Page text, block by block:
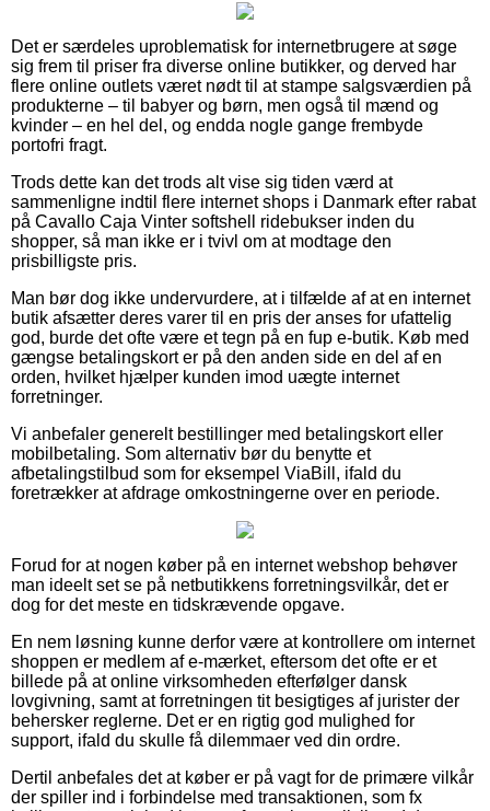
Det er særdeles uproblematisk for internetbrugere at søge
sig frem til priser fra diverse online butikker, og derved har
flere online outlets været nødt til at stampe salgsværdien på
produkterne – til babyer og børn, men også til mænd og
kvinder – en hel del, og endda nogle gange frembyde
portofri fragt.
Trods dette kan det trods alt vise sig tiden værd at
sammenligne indtil flere internet shops i Danmark efter rabat
på Cavallo Caja Vinter softshell ridebukser inden du
shopper, så man ikke er i tvivl om at modtage den
prisbilligste pris.
Man bør dog ikke undervurdere, at i tilfælde af at en internet
butik afsætter deres varer til en pris der anses for ufattelig
god, burde det ofte være et tegn på en fup e-butik. Køb med
gængse betalingskort er på den anden side en del af en
orden, hvilket hjælper kunden imod uægte internet
forretninger.
Vi anbefaler generelt bestillinger med betalingskort eller
mobilbetaling. Som alternativ bør du benytte et
afbetalingstilbud som for eksempel ViaBill, ifald du
foretrækker at afdrage omkostningerne over en periode.
Forud for at nogen køber på en internet webshop behøver
man ideelt set se på netbutikkens forretningsvilkår, det er
dog for det meste en tidskrævende opgave.
En nem løsning kunne derfor være at kontrollere om internet
shoppen er medlem af e-mærket, eftersom det ofte er et
billede på at online virksomheden efterfølger dansk
lovgivning, samt at forretningen tit besigtiges af jurister der
behersker reglerne. Det er en rigtig god mulighed for
support, ifald du skulle få dilemmaer ved din ordre.
Dertil anbefales det at køber er på vagt for de primære vilkår
der spiller ind i forbindelse med transaktionen, som fx